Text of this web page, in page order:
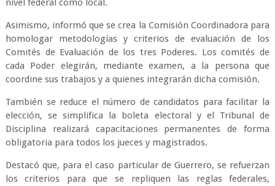
nivel federal como local.
Asimismo, informó que se crea la Comisión Coordinadora para
homologar metodologías y criterios de evaluación de los
Comités de Evaluación de los tres Poderes. Los comités de
cada Poder elegirán, mediante examen, a la persona que
coordine sus trabajos y a quienes integrarán dicha comisión.
También se reduce el número de candidatos para facilitar la
elección, se simplifica la boleta electoral y el Tribunal de
Disciplina realizará capacitaciones permanentes de forma
obligatoria para todos los jueces y magistrados.
Destacó que, para el caso particular de Guerrero, se refuerzan
los criterios para que se repliquen las reglas federales,